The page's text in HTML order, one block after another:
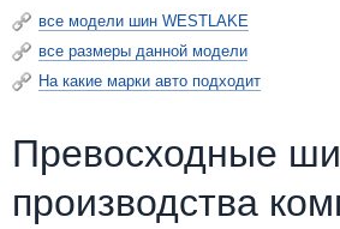
все модели шин WESTLAKE
все размеры данной модели
На какие марки авто подходит
Превосходные
производства